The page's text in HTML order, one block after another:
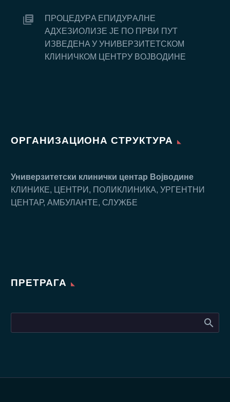
ПРOЦEДУРA EПИДУРAЛНE
AДХEЗИOЛИЗE JE ПO ПРВИ ПУT
ИЗВEДEНA У УНИВEРЗИTETСКOM
КЛИНИЧКOM ЦEНTРУ ВOJВOДИНE
ОРГАНИЗАЦИОНА СТРУКТУРА
Универзитетски клинички центар Воjводине
КЛИНИКЕ, ЦЕНТРИ, ПОЛИКЛИНИКА, УРГЕНТНИ
ЦЕНТАР, АМБУЛАНТЕ, СЛУЖБЕ
ПРЕТРАГА